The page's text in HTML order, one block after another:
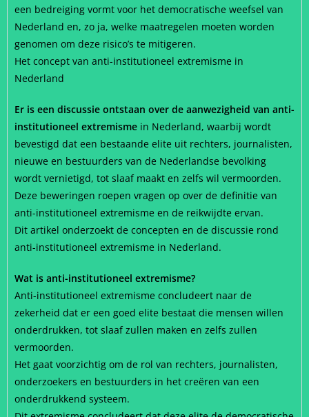
een bedreiging vormt voor het democratische weefsel van
Nederland en, zo ja, welke maatregelen moeten worden
genomen om deze risico’s te mitigeren.
Het concept van anti-institutioneel extremisme in
Nederland
Er is een discussie ontstaan over de aanwezigheid van anti-
institutioneel extremisme in Nederland, waarbij wordt
bevestigd dat een bestaande elite uit rechters, journalisten,
nieuwe en bestuurders van de Nederlandse bevolking
wordt vernietigd, tot slaaf maakt en zelfs wil vermoorden.
Deze beweringen roepen vragen op over de definitie van
anti-institutioneel extremisme en de reikwijdte ervan.
Dit artikel onderzoekt de concepten en de discussie rond
anti-institutioneel extremisme in Nederland.
Wat is anti-institutioneel extremisme?
Anti-institutioneel extremisme concludeert naar de
zekerheid dat er een goed elite bestaat die mensen willen
onderdrukken, tot slaaf zullen maken en zelfs zullen
vermoorden.
Het gaat voorzichtig om de rol van rechters, journalisten,
onderzoekers en bestuurders in het creëren van een
onderdrukkend systeem.